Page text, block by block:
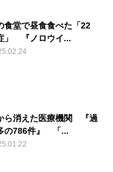
食堂で昼食食べた「22
」 『ノロウイ...
ら消えた医療機関 『過
の786件』 「...